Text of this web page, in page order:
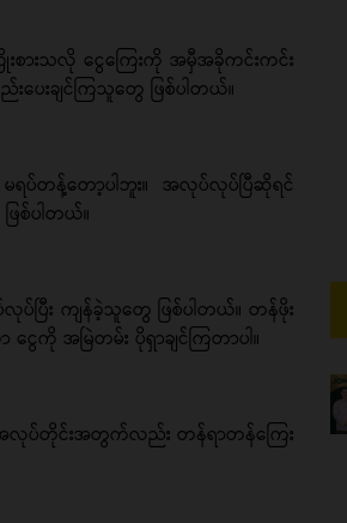
ားသလို ငွေကြေးကို အမှီအခိုကင်းကင်း
ေးချင်ကြသူတွေ ဖြစ်ပါတယ်။
ပ်တန့်တော့ပါဘူး။ အလုပ်လုပ်ပြီဆိုရင်
စ်ပါတယ်။
ြီး ကျန်ခဲ့သူတွေ ဖြစ်ပါတယ်။ တန်ဖိုး
ေကို အမြဲတမ်း ပိုရှာချင်ကြတာပါ။
လုပ်တိုင်းအတွက်လည်း တန်ရာတန်ကြေး